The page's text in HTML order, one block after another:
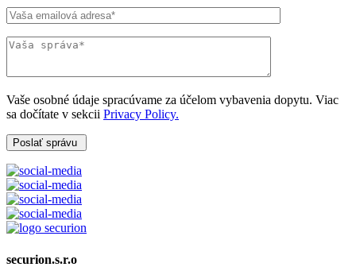
Vaše osobné údaje spracúvame za účelom vybavenia dopytu. Viac
sa dočítate v sekcii Privacy Policy.
Poslať správu
securion.s.r.o